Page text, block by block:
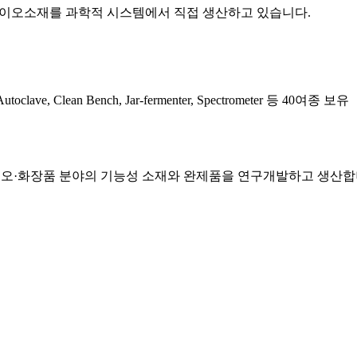
오소재를 과학적 시스템에서 직접 생산하고 있습니다.
Clean Bench, Jar-fermenter, Spectrometer 등 40여종 보유
·화장품 분야의 기능성 소재와 완제품을 연구개발하고 생산